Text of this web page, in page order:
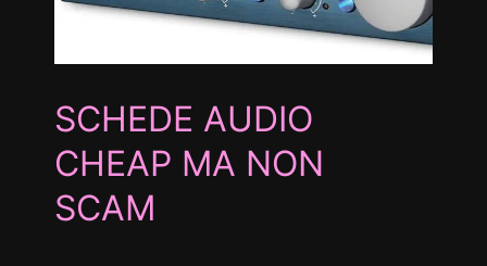
SCHEDE AUDIO
CHEAP MA NON
SCAM